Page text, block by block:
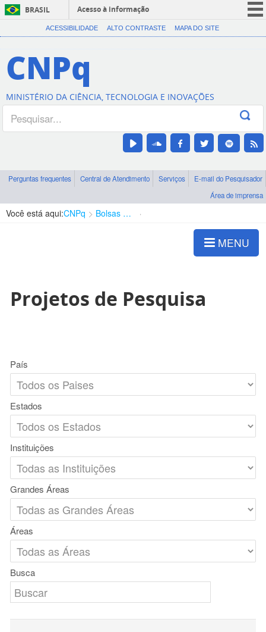
BRASIL
Acesso à informação
CORONAVÍRUS (COVID-19)
Canais
ACESSIBILIDADE ALTO CONTRASTE MAPA DO SITE
CNPq
MINISTÉRIO DA CIÊNCIA, TECNOLOGIA E INOVAÇÕES
Perguntas frequentes Central de Atendimento Serviços
E-mail do Pesquisador
Área de imprensa
Você está aqui:CNPq Bolsas e Auxílios Vigentes
MENU
Projetos de Pesquisa
País
Estados
Instituições
Grandes Áreas
Áreas
Busca